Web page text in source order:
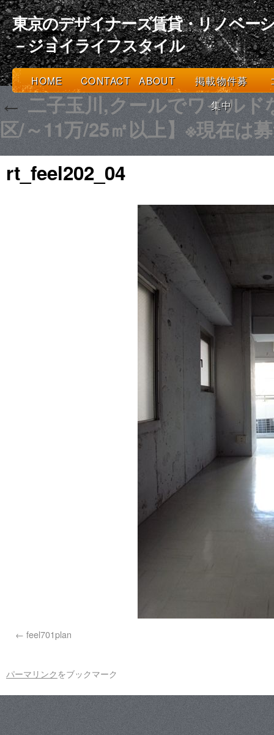
東京のデザイナーズ賃貸・リノベー
－ジョイライフスタイル
HOME CONTACT ABOUT
掲載物件募
集中
←二子玉川,クールでワイルド
区/～11万/25㎡以上】※現在は
rt_feel202_04
feel701plan
パーマリンクをブックマーク